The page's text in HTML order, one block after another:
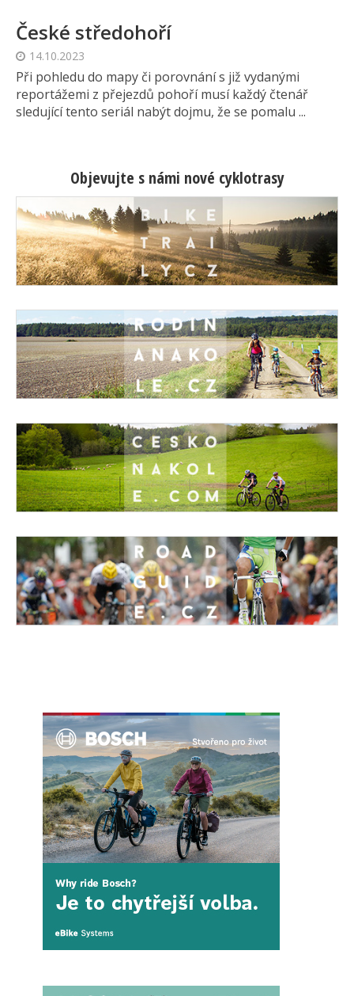
České středohoří
14.10.2023
Při pohledu do mapy či porovnání s již vydanými
reportážemi z přejezdů pohoří musí každý čtenář
sledující tento seriál nabýt dojmu, že se pomalu ...
Objevujte s námi nové cyklotrasy